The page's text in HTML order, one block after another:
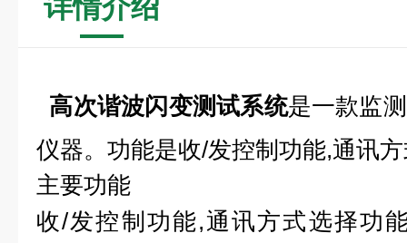
详情介绍
高次谐波闪变测试系统是一款监
仪器。功能是收/发控制功能,通讯
主要功能
收/发控制功能,通讯方式选择功